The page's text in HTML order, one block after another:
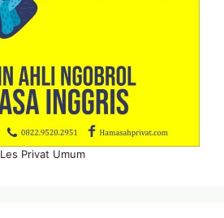
Les Privat Umum